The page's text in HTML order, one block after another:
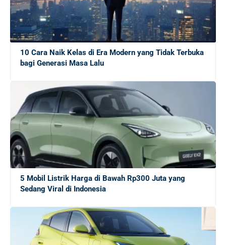
Pantas Saja Banyak yang Kabur ke Jepang: Gaji
Karyawan Lulusan SLTA Bisa Tembus Rp 39 Juta Per
Bulan!
Mau Langsung Diterima Kerja Setelah Wisuda?
Jangan Menyerah! Tips Tetap Semangat Mencari Kerja
Meski Berkali-Kali Ditolak
10 Cara Meyakinkan Pewawancara dan Sukses di
Wawancara Kerja
Cara Halus Menolak Perintah Atasan yang Salah: 10
Pilihan Font Terbaik untuk Presentasi Bisnis yang
Memukau di Layar
10 Cara Naik Kelas di Era Modern yang Tidak Terbuka
bagi Generasi Masa Lalu
5 Mobil Listrik Harga di Bawah Rp300 Juta yang
Sedang Viral di Indonesia